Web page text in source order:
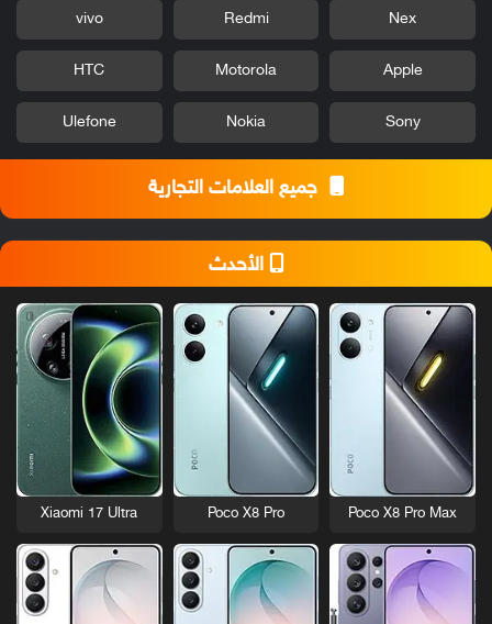
Nex
Redmi
vivo
Apple
Motorola
HTC
Sony
Nokia
Ulefone
جميع العلامات التجارية
الأحدث
Poco X8 Pro Max
Poco X8 Pro
Xiaomi 17 Ultra